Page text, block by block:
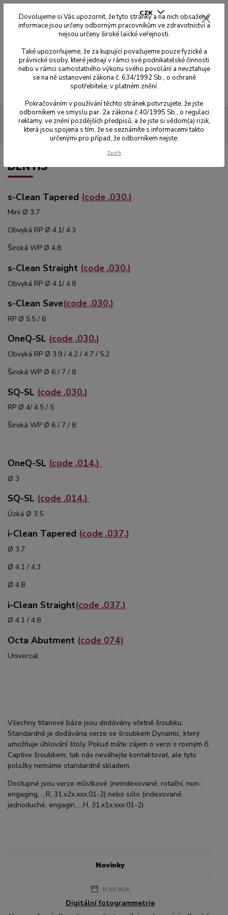
CZK
0,00 Kč
Dynamic Abutment Solution
Úhlované Tibáze Dynamic
DENTIS
DENTIS
s-Clean Tapered (code .030.)
Mini Ø 3.7
Obvyká RP Ø 4.1/ 4.3
Široká WP Ø 4.8
s-Clean Straight (code .030.)
Obvyká RP Ø 4.1/ 4.8
s-Clean Save(code .030.)
RP Ø 5.5 / 6
OneQ-SL (code .030.)
Obvyká RP Ø 3.9 / 4.2 / 4.7 / 5.2
Široká WP Ø 6 / 7 / 8
SQ-SL (code .030.)
RP Ø 4/ 4.5 / 5
Široká WP Ø 6 / 7 / 8
OneQ-SL (code .014.)
Ø 3
SQ-SL (code .014.)
Úzká Ø 3.5
i-Clean Tapered (code .037.)
Ø 3.7
Ø 4.1 / 4.3
Ø 4.8
i-Clean Straight(code .037.)
Ø 4.1 / 4.8
Octa Abutment (code 074)
Univerzal
Všechny titanové báze jsou dodávány včetně šroubku.
Standardně je dodávána verze se šroubkem Dynamic, který
umožňuje úhlování štoly. Pokud máte zájem o verzi s rovným či
Captive šroubkem, tak nás neváhejte kontaktovat, ale tyto
položky nemáme standardně skladem.
Dostupné jsou verze můstkové (neindexované, rotační, non-
engaging, ...R, 31.x2x.xxx.01-2) nebo sólo (indexované,
jednoduché, engagin, ...H, 31.x1x.xxx.01-2)
Novinky
19.05.2026
Digitální fotogrammetrie
Dovolujeme si Vás upozornit, že tyto stránky a na nich obsažené
informace jsou určeny odborným pracovníkům ve zdravotnictví a
nejsou určeny široké laické veřejnosti.
Také upozorňujeme, že za kupující považujeme pouze fyzické a
právnické osoby, které jednají v rámci své podnikatelské činnosti
nebo v rámci samostatného výkonu svého povolání a nevztahuje
se na ně ustanovení zákona č. 634/1992 Sb., o ochraně
spotřebitele, v platném znění.
Pokračováním v používání těchto stránek potvrzujete, že jste
odborníkem ve smyslu par. 2a zákona č.40/1995 Sb., o regulaci
reklamy, ve znění pozdějších předpisů, a že jste si vědom(a) rizik,
která jsou spojena s tím, že se seznámíte s informacemi takto
určenými pro případ, že odborníkem nejste.
Zavřít